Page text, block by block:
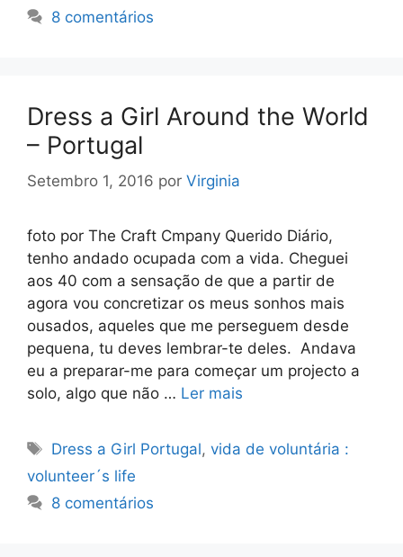
8 comentários
Dress a Girl Around the World
– Portugal
Setembro 1, 2016 por Virginia
foto por The Craft Cmpany Querido Diário,
tenho andado ocupada com a vida. Cheguei
aos 40 com a sensação de que a partir de
agora vou concretizar os meus sonhos mais
ousados, aqueles que me perseguem desde
pequena, tu deves lembrar-te deles. Andava
eu a preparar-me para começar um projecto a
solo, algo que não … Ler mais
Etiquetas
Dress a Girl Portugal,vida de voluntária :
volunteer´s life
8 comentários